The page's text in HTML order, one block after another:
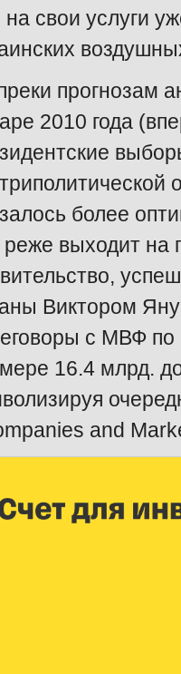
на свои услуги
прогнозам
2010 года
более
реже выходит на
Виктором
с МВФ по
16.4 млрд.
and